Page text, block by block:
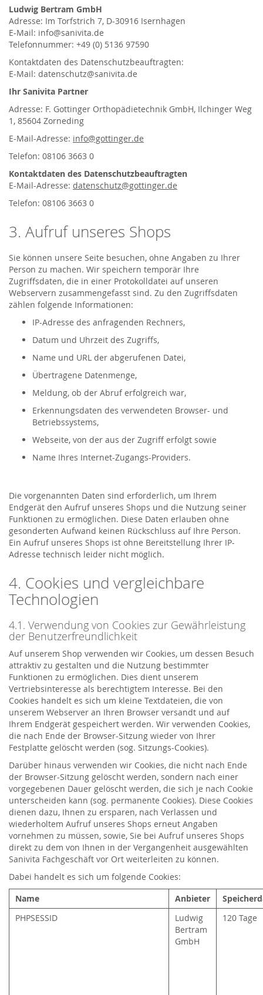
Ludwig Bertram GmbH
Adresse: Im Torfstrich 7, D-30916 Isernhagen
E-Mail: info@sanivita.de
Telefonnummer: +49 (0) 5136 97590
Kontaktdaten des Datenschutzbeauftragten:
E-Mail: datenschutz@sanivita.de
Ihr Sanivita Partner
Adresse: F. Gottinger Orthopädietechnik GmbH, Ilchinger Weg
1, 85604 Zorneding
E-Mail-Adresse: info@gottinger.de
Telefon: 08106 3663 0
Kontaktdaten des Datenschutzbeauftragten
E-Mail-Adresse: datenschutz@gottinger.de
Telefon: 08106 3663 0
3. Aufruf unseres Shops
Sie können unsere Seite besuchen, ohne Angaben zu Ihrer
Person zu machen. Wir speichern temporär Ihre
Zugriffsdaten, die in einer Protokolldatei auf unseren
Webservern zusammengefasst sind. Zu den Zugriffsdaten
zählen folgende Informationen:
IP-Adresse des anfragenden Rechners,
Datum und Uhrzeit des Zugriffs,
Name und URL der abgerufenen Datei,
Übertragene Datenmenge,
Meldung, ob der Abruf erfolgreich war,
Erkennungsdaten des verwendeten Browser- und
Betriebssystems,
Webseite, von der aus der Zugriff erfolgt sowie
Name Ihres Internet-Zugangs-Providers.
Die vorgenannten Daten sind erforderlich, um Ihrem
Endgerät den Aufruf unseres Shops und die Nutzung seiner
Funktionen zu ermöglichen. Diese Daten erlauben ohne
gesonderten Aufwand keinen Rückschluss auf Ihre Person.
Ein Aufruf unseres Shops ist ohne Bereitstellung Ihrer IP-
Adresse technisch leider nicht möglich.
4. Cookies und vergleichbare
Technologien
4.1. Verwendung von Cookies zur Gewährleistung
der Benutzerfreundlichkeit
Auf unserem Shop verwenden wir Cookies, um dessen Besuch
attraktiv zu gestalten und die Nutzung bestimmter
Funktionen zu ermöglichen. Dies dient unserem
Vertriebsinteresse als berechtigtem Interesse. Bei den
Cookies handelt es sich um kleine Textdateien, die von
unserem Webserver an Ihren Browser versandt und auf
Ihrem Endgerät gespeichert werden. Wir verwenden Cookies,
die nach Ende der Browser-Sitzung wieder von Ihrer
Festplatte gelöscht werden (sog. Sitzungs-Cookies).
Darüber hinaus verwenden wir Cookies, die nicht nach Ende
der Browser-Sitzung gelöscht werden, sondern nach einer
vorgegebenen Dauer gelöscht werden, die sich je nach Cookie
unterscheiden kann (sog. permanente Cookies). Diese Cookies
dienen dazu, Ihnen zu ersparen, nach Verlassen und
wiederholtem Aufruf unseres Shops erneut Angaben
vornehmen zu müssen, sowie, Sie bei Aufruf unseres Shops
direkt zu dem von Ihnen in der Vergangenheit ausgewählten
Sanivita Fachgeschäft vor Ort weiterleiten zu können.
Dabei handelt es sich um folgende Cookies:
Name
Anbieter
PHPSESSID
Ludwig
Bertram
GmbH
120 Tage